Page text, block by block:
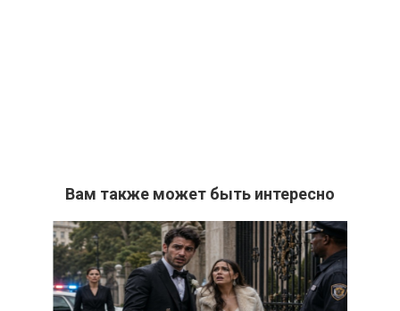
Вам также может быть интересно